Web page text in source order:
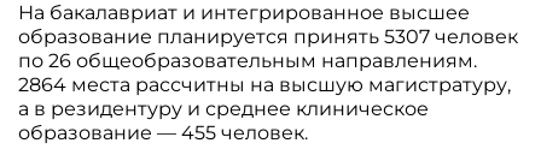
На бакалавриат и интегрированное высшее
образование планируется принять 5307 человек
по 26 общеобразовательным направлениям.
2864 места рассчитны на высшую магистратуру,
а в резидентуру и среднее клиническое
образование — 455 человек.